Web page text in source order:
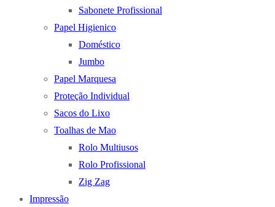
Sabonete Profissional
Papel Higienico
Doméstico
Jumbo
Papel Marquesa
Proteção Individual
Sacos do Lixo
Toalhas de Mao
Rolo Multiusos
Rolo Profissional
Zig Zag
Impressão